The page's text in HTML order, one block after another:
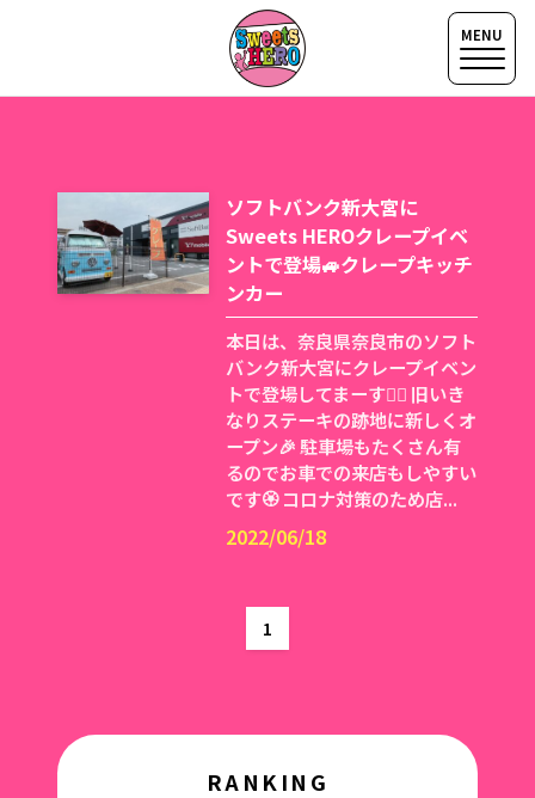
ソフトバンク新大宮に
Sweets HEROクレープイベ
ントで登場🚙クレープキッチ
ンカー
本日は、奈良県奈良市のソフト
バンク新大宮にクレープイベン
トで登場してまーす🦸‍♂️ 旧いき
なりステーキの跡地に新しくオ
ープン🎉 駐車場もたくさん有
るのでお車での来店もしやすい
です🏵 コロナ対策のため店...
2022/06/18
1
RANKING